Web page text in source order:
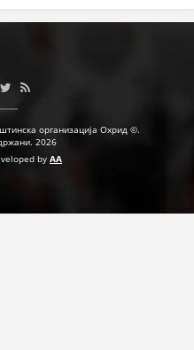
организација Охрид ©.
2026
by AA